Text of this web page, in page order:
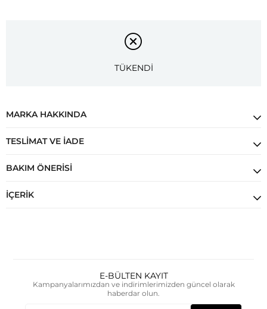
TÜKENDİ
MARKA HAKKINDA
TESLIMAT VE İADE
BAKIM ÖNERISI
İÇERIK
E-BÜLTEN KAYIT
Kampanyalarımızdan ve indirimlerimizden güncel olarak
haberdar olun.